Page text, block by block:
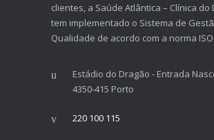
clientes, a Saúde Atlântica – Clínica do
tem implementado o Sistema de
Qualidade de acordo com a norma ISO
Estádio do Dragão - Entrada
4350-415 Porto
220 100 115